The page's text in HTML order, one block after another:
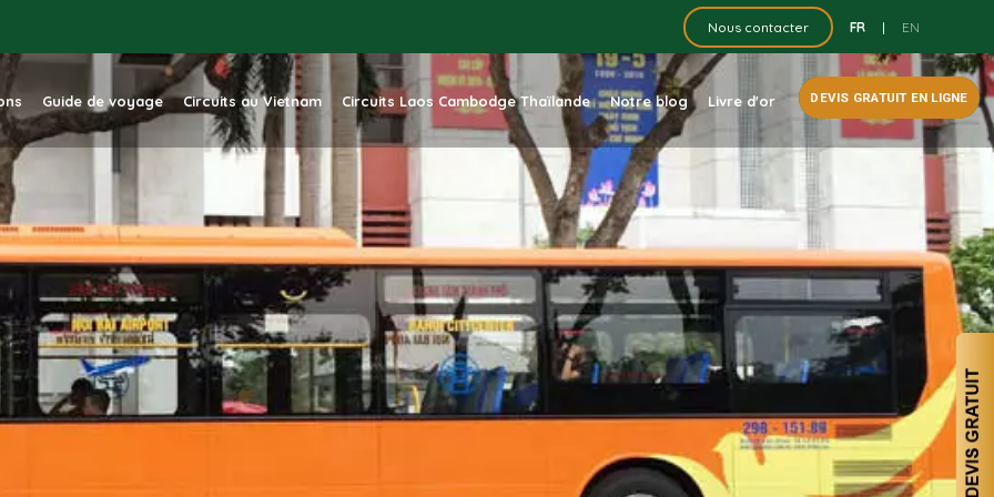
Nous contacter FR | EN
Guide de voyage Circuits au Vietnam Circuits Laos Cambodge Thaïlande Notre blog Livre d'or DEVIS GRATUIT EN LIGNE